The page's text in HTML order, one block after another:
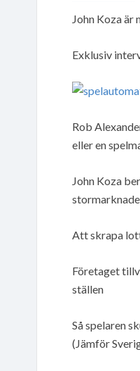
John Koza
Exklusiv
Rob
eller en
John Koza
Att skrapa
Företaget
ställen
Så spelaren
(Jämför